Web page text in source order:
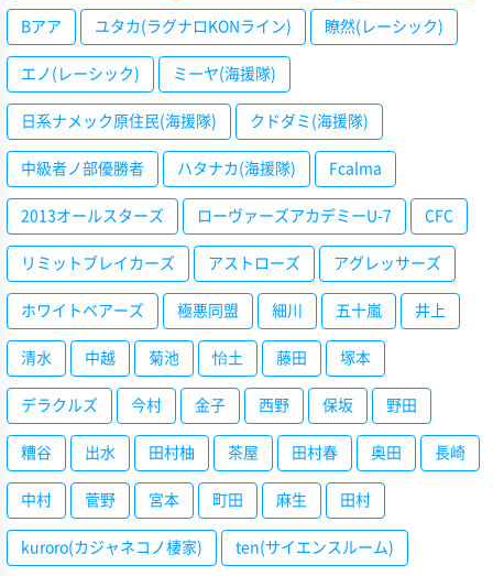
Bアア ユタカ(ラグナロKONライン) 瞭然(レーシック)
エノ(レーシック) ミーヤ(海援隊)
日系ナメック原住民(海援隊) クドダミ(海援隊)
中級者ノ部優勝者 ハタナカ(海援隊) Fcalma
2013オールスターズ ローヴァーズアカデミーU-7 CFC
リミットブレイカーズ アストローズ アグレッサーズ
ホワイトベアーズ 極悪同盟 細川 五十嵐 井上
清水 中越 菊池 怡土 藤田 塚本
デラクルズ 今村 金子 西野 保坂 野田
糟谷 出水 田村柚 茶屋 田村春 奥田 長崎
中村 菅野 宮本 町田 麻生 田村
kuroro(カジャネコノ棲家) ten(サイエンスルーム)